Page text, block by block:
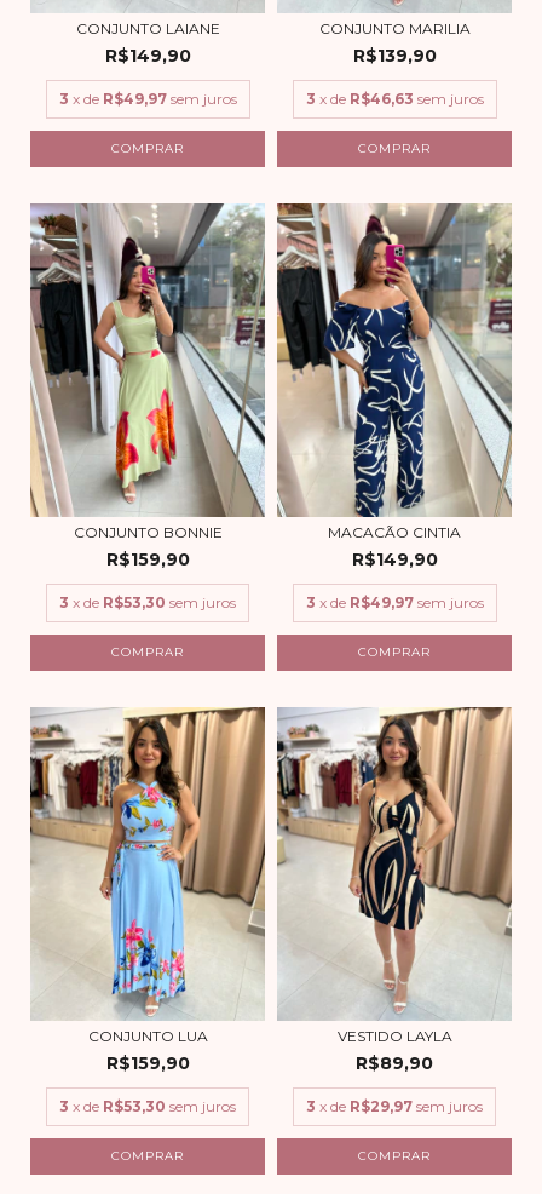
CONJUNTO LAIANE
R$149,90
3 x de R$49,97 sem juros
COMPRAR
CONJUNTO MARILIA
R$139,90
3 x de R$46,63 sem juros
COMPRAR
CONJUNTO BONNIE
R$159,90
3 x de R$53,30 sem juros
COMPRAR
MACACÃO CINTIA
R$149,90
3 x de R$49,97 sem juros
COMPRAR
CONJUNTO LUA
R$159,90
3 x de R$53,30 sem juros
COMPRAR
VESTIDO LAYLA
R$89,90
3 x de R$29,97 sem juros
COMPRAR